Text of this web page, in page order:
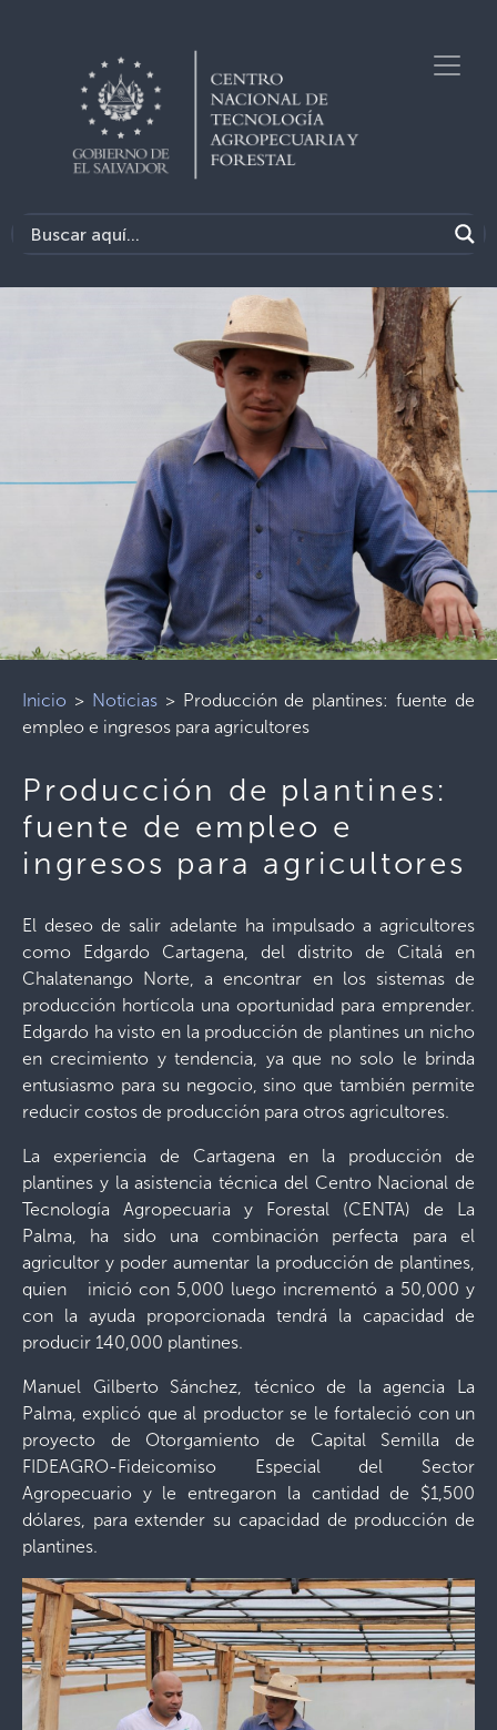
Inicio > Noticias> Producción de plantines: fuente de
empleo e ingresos para agricultores
Producción de plantines:
fuente de empleo e
ingresos para agricultores
El deseo de salir adelante ha impulsado a agricultores
como Edgardo Cartagena, del distrito de Citalá en
Chalatenango Norte, a encontrar en los sistemas de
producción hortícola una oportunidad para emprender.
Edgardo ha visto en la producción de plantines un nicho
en crecimiento y tendencia, ya que no solo le brinda
entusiasmo para su negocio, sino que también permite
reducir costos de producción para otros agricultores.
La experiencia de Cartagena en la producción de
plantines y la asistencia técnica del Centro Nacional de
Tecnología Agropecuaria y Forestal (CENTA) de La
Palma, ha sido una combinación perfecta para el
agricultor y poder aumentar la producción de plantines,
quien inició con 5,000 luego incrementó a 50,000 y
con la ayuda proporcionada tendrá la capacidad de
producir 140,000 plantines.
Manuel Gilberto Sánchez, técnico de la agencia La
Palma, explicó que al productor se le fortaleció con un
proyecto de Otorgamiento de Capital Semilla de
FIDEAGRO-Fideicomiso Especial del Sector
Agropecuario y le entregaron la cantidad de $1,500
dólares, para extender su capacidad de producción de
plantines.